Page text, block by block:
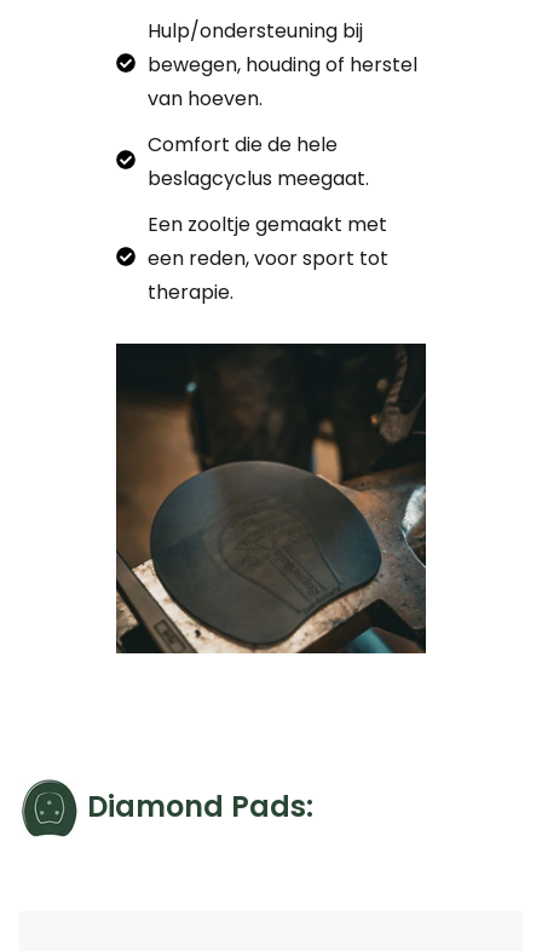
Hulp/ondersteuning bij
bewegen, houding of herstel
van hoeven.
Comfort die de hele
beslagcyclus meegaat.
Een zooltje gemaakt met
een reden, voor sport tot
therapie.
Diamond Pads: